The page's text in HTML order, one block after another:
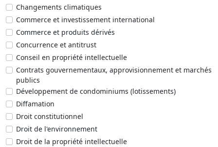
Changements climatiques
Commerce et investissement international
Commerce et produits dérivés
Concurrence et antitrust
Conseil en propriété intellectuelle
Contrats gouvernementaux, approvisionnement et marchés
publics
Développement de condominiums (lotissements)
Diffamation
Droit constitutionnel
Droit de l'environnement
Droit de la propriété intellectuelle